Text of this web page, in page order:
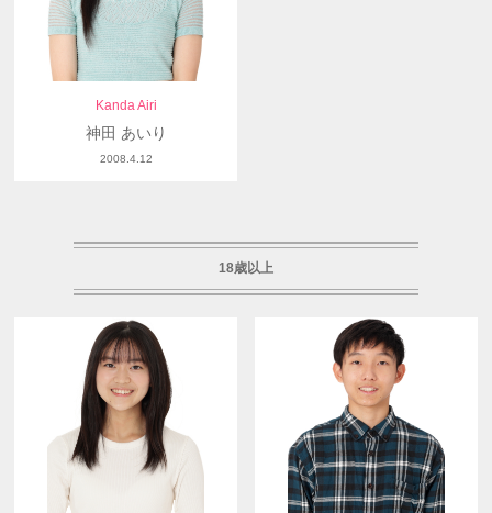
Kanda Airi
神田 あいり
2008.4.12
18歳以上